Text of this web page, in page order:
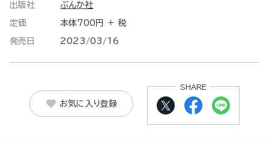
出版社 ぶんか社
定価 本体700円 ＋ 税
発売日 2023/03/16
お気に入り登録
SHARE